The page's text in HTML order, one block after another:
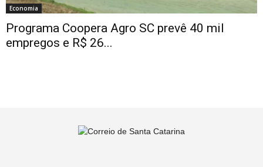
Economia
Programa Coopera Agro SC prevê 40 mil
empregos e R$ 26...